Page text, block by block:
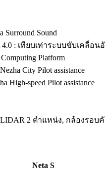
Sound
: เทียบเท่าระบบขับเคลื่อน
Platform
City Pilot assistance
speed Pilot assistance
2 ตำแหน่ง, กล้องรอบ
Neta S